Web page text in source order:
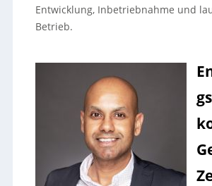
Entwicklung, Inbetriebnahme und
Betrieb.